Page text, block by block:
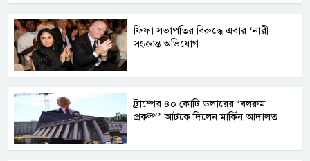
ফিফা সভাপতির বিরুদ্ধে এবার ‘নারী
সংক্রান্ত অভিযোগ
ট্রাম্পের ৪০ কোটি ডলারের ‘বলরুম
প্রকল্প’ আটকে দিলেন মার্কিন আদালত